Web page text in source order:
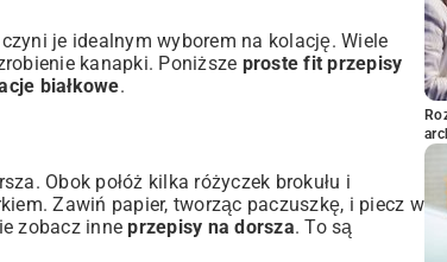
je idealnym wyborem na kolację. Wiele
kanapki. Poniższe proste fit przepisy
białkowe.
Obok połóż kilka różyczek brokułu i
Zawiń papier, tworząc paczuszkę, i piecz w
zobacz inneprzepisy na dorsza. To są